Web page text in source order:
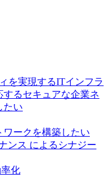
を実現するITインフラ
するセキュアな企業ネ
たい
ークを構築したい
ンス によるシナジー
化